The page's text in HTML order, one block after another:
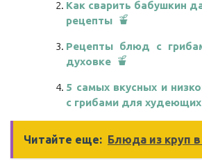
Как сварить бабушкин
рецепты
Рецепты блюд с
духовке
5 самых вкусных и
с грибами для худеющих
Читайте еще: Блюда из круп